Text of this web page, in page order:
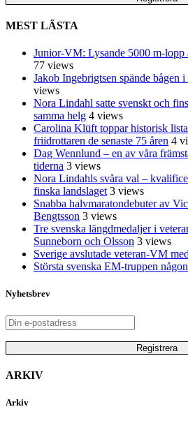
MEST LÄSTA
Junior-VM: Lysande 5000 m-lopp
77 views
Jakob Ingebrigtsen spände bågen
views
Nora Lindahl satte svenskt och
samma helg 4 views
Carolina Klüft toppar historisk lista
friidrottaren de senaste 75 åren 4
Dag Wennlund – en av våra
tiderna 3 views
Nora Lindahls svåra val –
finska landslaget 3 views
Snabba halvmaratondebuter av
Bengtsson 3 views
Tre svenska längdmedaljer i
Sunneborn och Olsson 3 views
Sverige avslutade veteran-VM
Största svenska EM-truppen
Nyhetsbrev
ARKIV
Arkiv